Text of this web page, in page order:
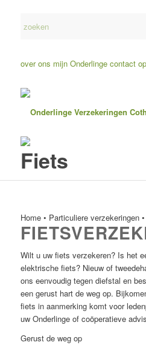
over ons mijn Onderlinge contact
Fiets
Home• Particuliere verzekeringen•
Wilt u uw fiets verzekeren? Is het
elektrische fiets? Nieuw of
ons eenvoudig tegen diefstal en
een gerust hart de weg op.
fiets in aanmerking komt voor
uw Onderlinge of coöperatieve
Gerust de weg op